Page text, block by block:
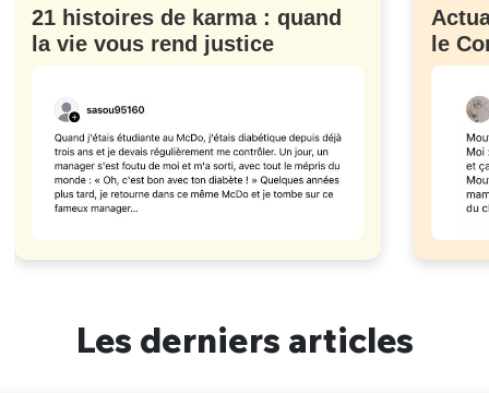
21 histoires de karma : quand
la vie vous rend justice
le
Les derniers articles